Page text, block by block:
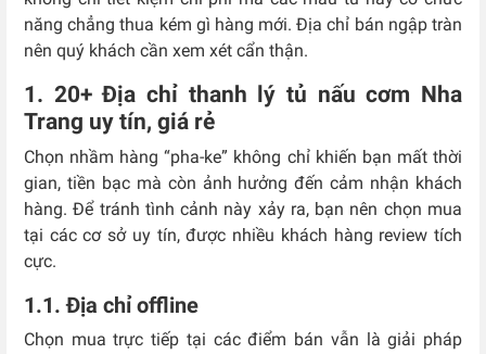
năng chẳng thua kém gì hàng mới. Địa chỉ bán ngập tràn
nên quý khách cần xem xét cẩn thận.
1. 20+ Địa chỉ thanh lý tủ nấu cơm Nha
Trang uy tín, giá rẻ
Chọn nhầm hàng “pha-ke” không chỉ khiến bạn mất thời
gian, tiền bạc mà còn ảnh hưởng đến cảm nhận khách
hàng. Để tránh tình cảnh này xảy ra, bạn nên chọn mua
tại các cơ sở uy tín, được nhiều khách hàng review tích
cực.
1.1. Địa chỉ offline
Chọn mua trực tiếp tại các điểm bán vẫn là giải pháp